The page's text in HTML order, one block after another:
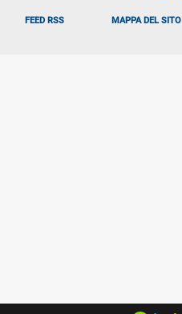
FEED RSS MAPPA DEL SITO